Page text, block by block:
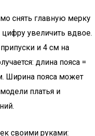
снять главную мерку
увеличить вдвое.
и 4 см на
длина пояса =
Ширина пояса может
платья и
своими руками: